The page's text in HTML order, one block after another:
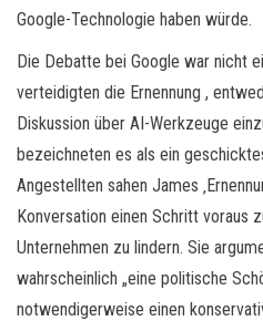
Google-Technologie haben würde.
Die Debatte bei Google war nicht
verteidigten die Ernennung ,
Diskussion über AI-Werkzeuge
bezeichneten es als ein
Angestellten sahen James
Konversation einen Schritt voraus
Unternehmen zu lindern. Sie
wahrscheinlich „eine politische
notwendigerweise einen